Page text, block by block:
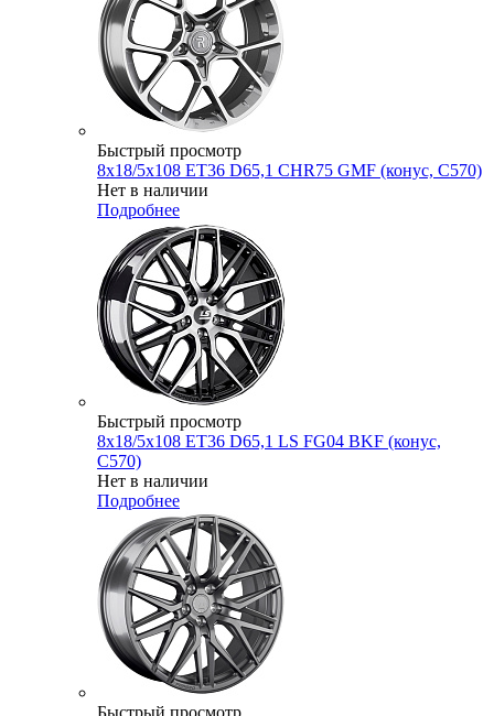
Быстрый просмотр
8x18/5x108 ET36 D65,1 CHR75 GMF (конус, C570)
Нет в наличии
Подробнее
Быстрый просмотр
8x18/5x108 ET36 D65,1 LS FG04 BKF (конус,
C570)
Нет в наличии
Подробнее